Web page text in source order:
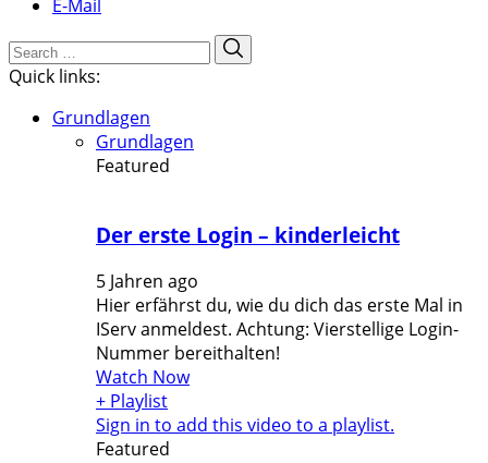
E-Mail
Search
for:
Quick links:
Grundlagen
Grundlagen
Featured
Der erste Login – kinderleicht
5 Jahren ago
Hier erfährst du, wie du dich das erste Mal in
IServ anmeldest. Achtung: Vierstellige Login-
Nummer bereithalten!
Watch Now
+ Playlist
Sign in to add this video to a playlist.
Featured